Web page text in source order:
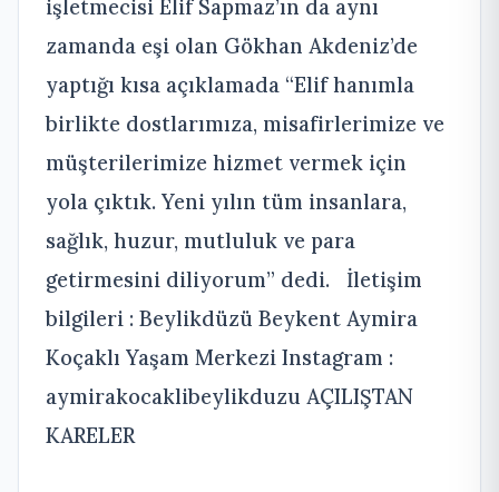
işletmecisi Elif Sapmaz’ın da aynı
zamanda eşi olan Gökhan Akdeniz’de
yaptığı kısa açıklamada “Elif hanımla
birlikte dostlarımıza, misafirlerimize ve
müşterilerimize hizmet vermek için
yola çıktık. Yeni yılın tüm insanlara,
sağlık, huzur, mutluluk ve para
getirmesini diliyorum” dedi. İletişim
bilgileri : Beylikdüzü Beykent Aymira
Koçaklı Yaşam Merkezi Instagram :
aymirakocaklibeylikduzu AÇILIŞTAN
KARELER